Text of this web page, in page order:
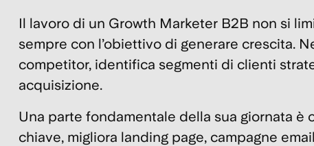
Il lavoro di un Growth Marketer B2B non si
sempre con l’obiettivo di generare crescita.
competitor, identifica segmenti di clienti
acquisizione.
Una parte fondamentale della sua giornata è
chiave, migliora landing page, campagne